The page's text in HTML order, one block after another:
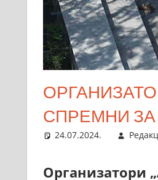
СПРЕМНИ
24.07.2024.
Организатори